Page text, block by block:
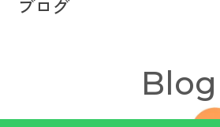
ブログ
Blog